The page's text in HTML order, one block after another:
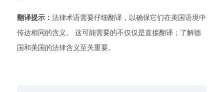
翻译提示： 法律术语需要仔细翻译，以确保它们在美国语境中
传达相同的含义。 这可能需要的不仅仅是直接翻译；了解德
国和美国的法律含义至关重要。